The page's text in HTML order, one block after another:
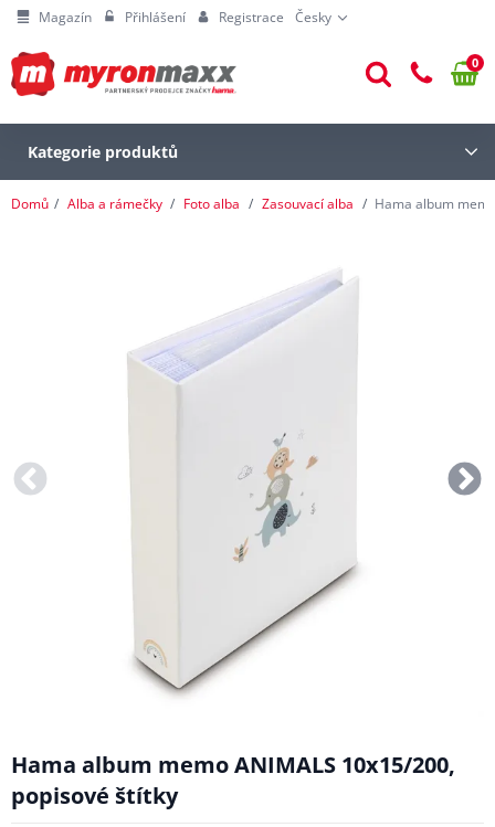
Magazín Přihlášení Registrace Česky
0
Kategorie produktů
Domů Alba a rámečky Foto alba Zasouvací alba Hama album
Hama album memo ANIMALS 10x15/200,
popisové štítky